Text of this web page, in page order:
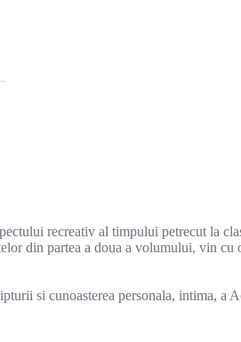
recreativ al timpului petrecut la
din partea a doua a volumului, vin cu
si cunoasterea personala, intima, a